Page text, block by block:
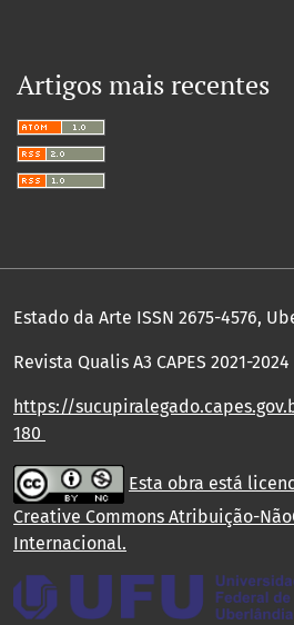
Artigos mais recentes
Estado da Arte ISSN 2675-4576,
Revista Qualis A3 CAPES 2021-2024
https://
180
Esta obra está
Creative Commons Atribuição-
Internacional.